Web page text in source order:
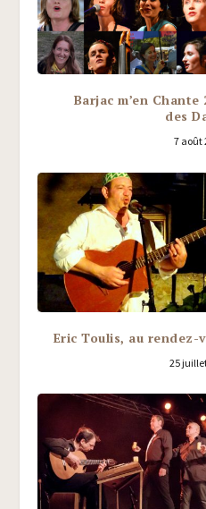
Barjac m’en
des
7 août
Eric Toulis, au rendez-
25